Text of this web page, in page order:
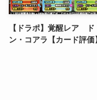
【ドラポ】覚醒レア ド
ン・コアラ【カード評価